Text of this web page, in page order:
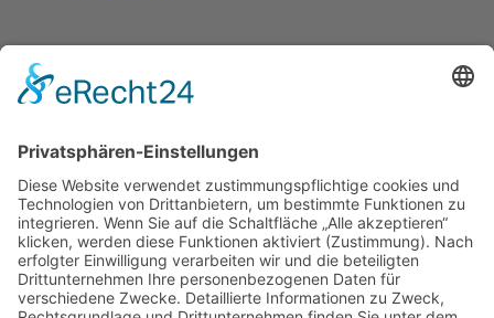
Gesellschaft für Fuß- und Sprunggelenkchirurgie e.V. (GFFC)
82399 Raisting
T+49 (0)8807 949244
F +49 (0)8807 949245
Eservice@gffc.de
Suchbegriffe